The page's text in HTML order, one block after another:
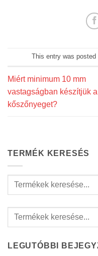
This entry was posted
Miért minimum 10 mm
vastagságban készítjük a
kőszőnyeget?
TERMÉK KERESÉS
Keresés
LEGUTÓBBI